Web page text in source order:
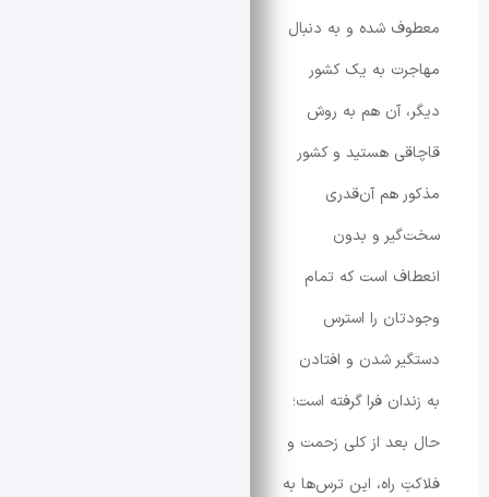
شده و به دنبال
به یک کشور
آن هم به روش
هستید و کشور
هم آن‌قدری
و بدون
است که تمام
را استرس
شدن و افتادن
فرا گرفته است؛
از کلی زحمت و
این ترس‌ها به